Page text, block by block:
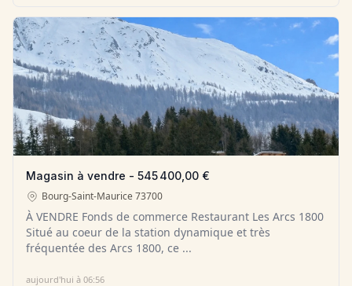
Magasin à vendre - 545 400,00 €
Bourg-Saint-Maurice73700
À VENDRE Fonds de commerce Restaurant Les Arcs 1800
Situé au coeur de la station dynamique et très
fréquentée des Arcs 1800, ce ...
aujourd'hui à 06:56